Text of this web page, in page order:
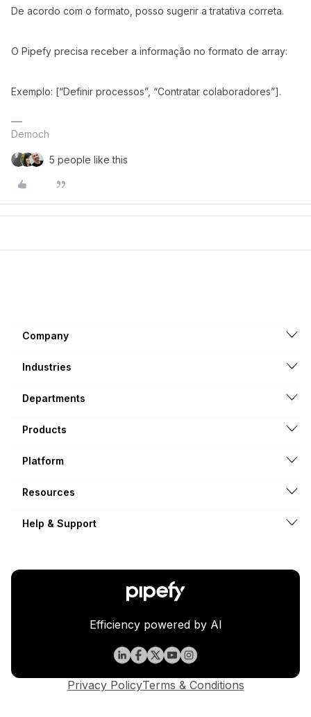
De acordo com o formato, posso sugerir a tratativa correta.
O Pipefy precisa receber a informação no formato de array:
Exemplo: [“Definir processos”, “Contratar colaboradores”].
Democh
5 people like this
Company
Industries
Departments
Products
Platform
Resources
Help & Support
Efficiency powered by AI
Privacy PolicyTerms & Conditions